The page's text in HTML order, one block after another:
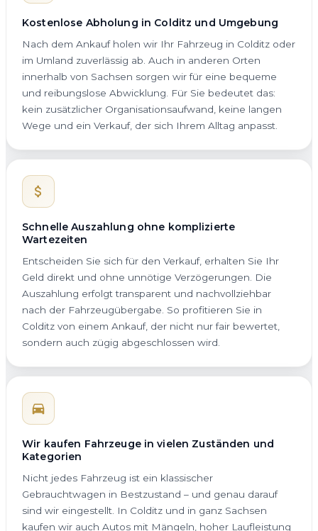
Kostenlose Abholung in Colditz und Umgebung
Nach dem Ankauf holen wir Ihr Fahrzeug in Colditz oder
im Umland zuverlässig ab. Auch in anderen Orten
innerhalb von Sachsen sorgen wir für eine bequeme
und reibungslose Abwicklung. Für Sie bedeutet das:
kein zusätzlicher Organisationsaufwand, keine langen
Wege und ein Verkauf, der sich Ihrem Alltag anpasst.
Schnelle Auszahlung ohne komplizierte
Wartezeiten
Entscheiden Sie sich für den Verkauf, erhalten Sie Ihr
Geld direkt und ohne unnötige Verzögerungen. Die
Auszahlung erfolgt transparent und nachvollziehbar
nach der Fahrzeugübergabe. So profitieren Sie in
Colditz von einem Ankauf, der nicht nur fair bewertet,
sondern auch zügig abgeschlossen wird.
Wir kaufen Fahrzeuge in vielen Zuständen und
Kategorien
Nicht jedes Fahrzeug ist ein klassischer
Gebrauchtwagen in Bestzustand – und genau darauf
sind wir eingestellt. In Colditz und in ganz Sachsen
kaufen wir auch Autos mit Mängeln, hoher Laufleistung